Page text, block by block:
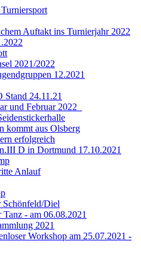
Auftakt ins Turnierjahr 2022
2021/2022
12.2021
24.11.21
und Februar 2022
kommt aus Olsberg
erfolgreich
D in Dortmund 17.10.2021
Anlauf
Schönfeld/Diel
- am 06.08.2021
2021
Workshop am 25.07.2021 -